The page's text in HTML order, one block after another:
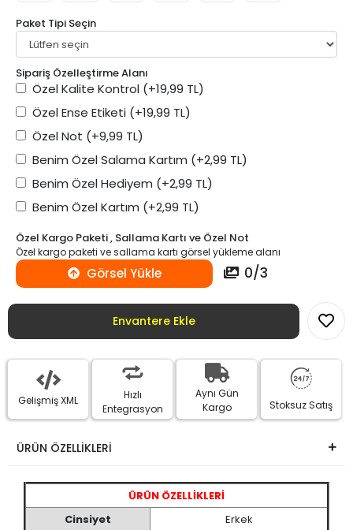
Paket Tipi Seçin
Sipariş Özelleştirme Alanı
Özel Kalite Kontrol (+19,99 TL)
Özel Ense Etiketi (+19,99 TL)
Özel Not (+9,99 TL)
Benim Özel Salama Kartım (+2,99 TL)
Benim Özel Hediyem (+2,99 TL)
Benim Özel Kartım (+2,99 TL)
Özel Kargo Paketi , Sallama Kartı ve Özel Not
Özel kargo paketi ve sallama kartı görsel yükleme alanı
Görsel Yükle 0/3
Envantere Ekle
Gelişmiş XML
Hızlı
Entegrasyon
Aynı Gün
Kargo
Stoksuz Satış
ÜRÜN ÖZELLİKLERİ
ÜRÜN ÖZELLİKLERİ
Cinsiyet
Erkek